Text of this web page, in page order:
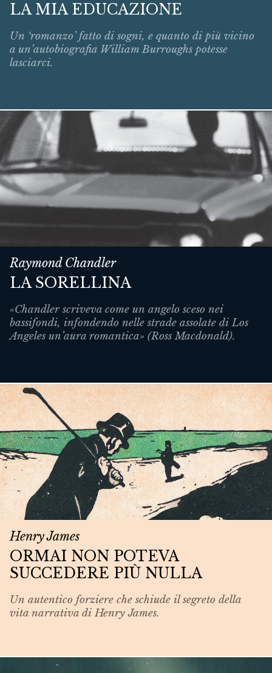
LA MIA EDUCAZIONE
Un ‘romanzo’ fatto di sogni, e quanto di più vicino
a un’autobiografia William Burroughs potesse
lasciarci.
Raymond Chandler
LA SORELLINA
«Chandler scriveva come un angelo sceso nei
bassifondi, infondendo nelle strade assolate di Los
Angeles un’aura romantica» (Ross Macdonald).
Henry James
ORMAI NON POTEVA
SUCCEDERE PIÙ NULLA
Un autentico forziere che schiude il segreto della
vita narrativa di Henry James.